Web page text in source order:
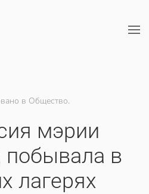
в Общество.
мэрии
побывала в
лагерях